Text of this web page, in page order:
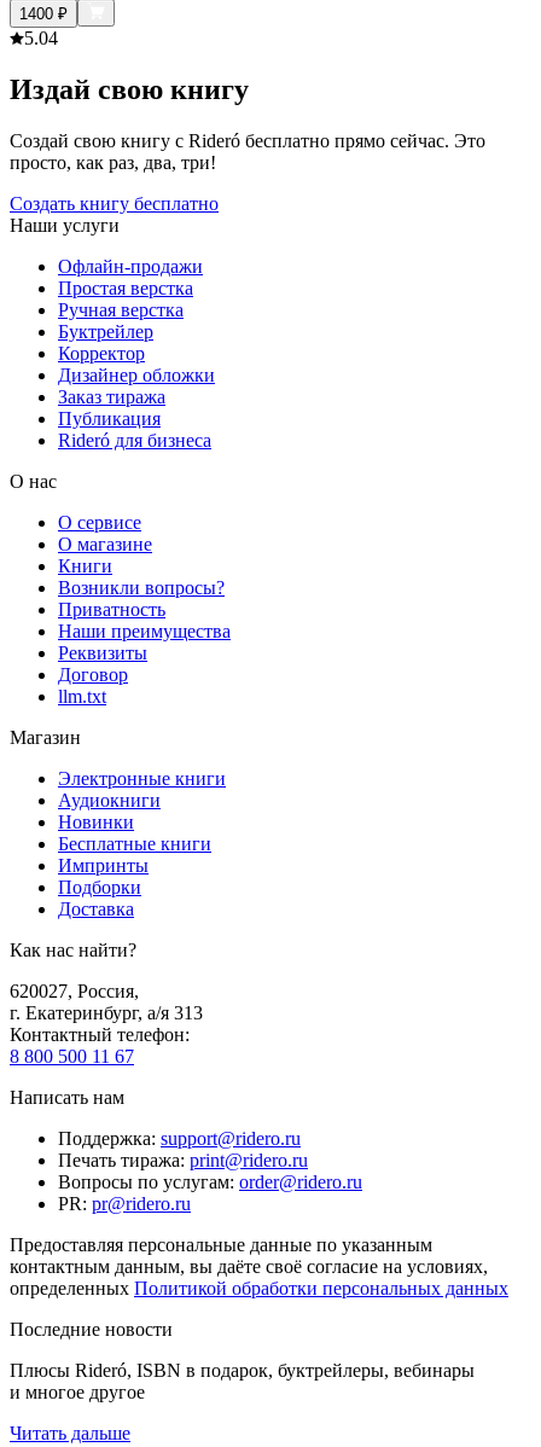
1400 ₽
5.04
Издай свою книгу
Создай свою книгу с Rideró бесплатно прямо сейчас. Это
просто, как раз, два, три!
Создать книгу бесплатно
Наши услуги
Офлайн-продажи
Простая верстка
Ручная верстка
Буктрейлер
Корректор
Дизайнер обложки
Заказ тиража
Публикация
Rideró для бизнеса
О нас
О сервисе
О магазине
Книги
Возникли вопросы?
Приватность
Наши преимущества
Реквизиты
Договор
llm.txt
Магазин
Электронные книги
Аудиокниги
Новинки
Бесплатные книги
Импринты
Подборки
Доставка
Как нас найти?
620027, Россия,
г. Екатеринбург, а/я 313
Контактный телефон:
8 800 500 11 67
Написать нам
Поддержка: support@ridero.ru
Печать тиража: print@ridero.ru
Вопросы по услугам: order@ridero.ru
PR: pr@ridero.ru
Предоставляя персональные данные по указанным
контактным данным, вы даёте своё согласие на условиях,
определенных Политикой обработки персональных данных
Последние новости
Плюсы Rideró, ISBN в подарок, буктрейлеры, вебинары
и многое другое
Читать дальше